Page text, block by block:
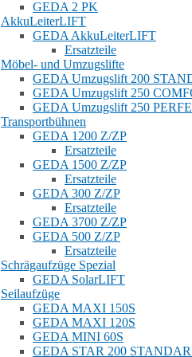
GEDA 2 PK
AkkuLeiterLIFT
GEDA AkkuLeiterLIFT
Ersatzteile
Möbel- und Umzugslifte
GEDA Umzugslift 200
GEDA Umzugslift 250
GEDA Umzugslift 250
Transportbühnen
GEDA 1200 Z/ZP
Ersatzteile
GEDA 1500 Z/ZP
Ersatzteile
GEDA 300 Z/ZP
Ersatzteile
GEDA 3700 Z/ZP
GEDA 500 Z/ZP
Ersatzteile
Schrägaufzüge Spezial
GEDA SolarLIFT
Seilaufzüge
GEDA MAXI 150S
GEDA MAXI 120S
GEDA MINI 60S
GEDA STAR 200